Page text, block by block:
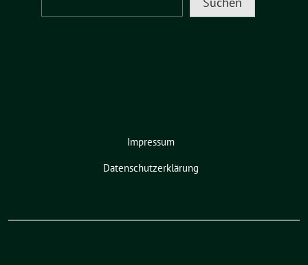
Impressum
Datenschutzerklärung